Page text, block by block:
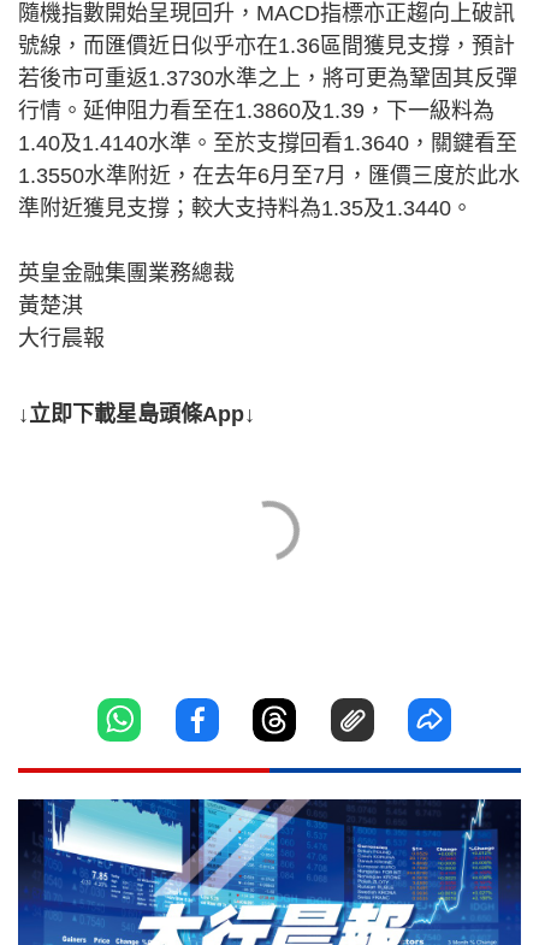
隨機指數開始呈現回升，MACD指標亦正趨向上破訊
號線，而匯價近日似乎亦在1.36區間獲見支撐，預計
若後市可重返1.3730水準之上，將可更為鞏固其反彈
行情。延伸阻力看至在1.3860及1.39，下一級料為
1.40及1.4140水準。至於支撐回看1.3640，關鍵看至
1.3550水準附近，在去年6月至7月，匯價三度於此水
準附近獲見支撐；較大支持料為1.35及1.3440。
英皇金融集團業務總裁
黃楚淇
大行晨報
↓立即下載星島頭條App↓